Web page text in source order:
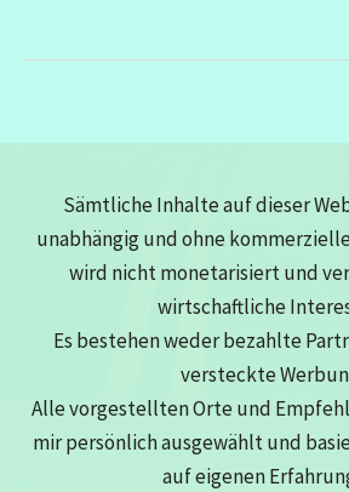
Sämtliche Inhalte auf dieser
unabhängig und ohne
wird nicht monetarisiert und
wirtschaftliche
Es bestehen weder bezahlte
versteckte
Alle vorgestellten Orte und
mir persönlich ausgewählt und
auf eigenen